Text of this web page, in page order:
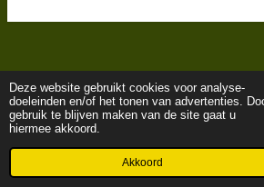
Deze website gebruikt cookies voor analyse-
doeleinden en/of het tonen van advertenties.
gebruik te blijven maken van de site gaat u
hiermee akkoord.
Akkoord
E-mailadres